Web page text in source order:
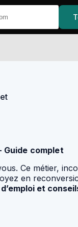
Guide complet
Ce métier,
en
et